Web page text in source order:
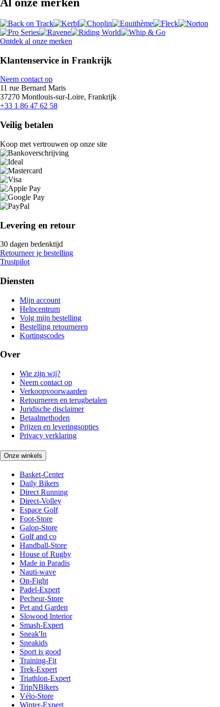
Ontdek al onze merken
Klantenservice in Frankrijk
Neem contact op
11 rue Bernard Maris
37270 Montlouis-sur-Loire, Frankrijk
+33 1 86 47 62 58
Veilig betalen
Koop met vertrouwen op onze site
Levering en retour
30 dagen bedenktijd
Retourneer je bestelling
Trustpilot
Diensten
Mijn account
Helpcentrum
Volg mijn bestelling
Bestelling retourneren
Kortingscodes
Over
Wie zijn wij?
Neem contact op
Verkoopvoorwaarden
Retourneren en terugbetalen
Juridische disclaimer
Betaalmethoden
Prijzen en leveringsopties
Privacy verklaring
Onze winkels
Basket-Center
Daily Bikers
Direct Running
Direct-Volley
Espace Golf
Foot-Store
Galop-Store
Golf and co
Handball-Store
House of Rugby
Made in Paradis
Nauti-wave
On-Fight
Padel-Expert
Pecheur-Store
Pet and Garden
Slowood Interior
Smash-Expert
Sneak'In
Sneakids
Sport is good
Training-Fit
Trek-Expert
Triathlon-Expert
TripNBikers
Vélo-Store
Winter-Expert